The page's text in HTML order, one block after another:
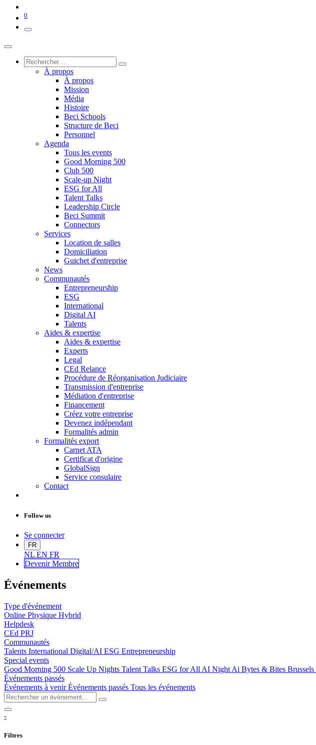
0
À propos
À propos
Mission
Média
Histoire
Beci Schools
Structure de Beci
Personnel
Agenda
Tous les events
Good Morning 500
Club 500
Scale-up Night
ESG for All
Talent Talks
Leadership Circle
Beci Summit
Connectors
Services
Location de salles
Domiciliation
Guichet d'entreprise
News
Communautés
Entrepreneurship
ESG
International
Digital AI
Talents
Aides & expertise
Aides & expertise
Experts
Legal
CEd Relance
Procédure de Réorganisation Judiciaire
Transmission d'entreprise
Médiation d'entreprise
Financement
Créez votre entreprise
Devenez indépendant
Formalités admin
Formalités export
Carnet ATA
Certificat d'origine
GlobalSign
Service consulaire
Contact
Follow us
Se connecter
FR
NL EN FR
Devenir Membre
Événements
Type d'événement
Online Physique Hybrid
Helpdesk
CEd PRJ
Communautés
Talents International Digital/AI ESG Entrepreneurship
Special events
Good Morning 500 Scale Up Nights Talent Talks ESG for All AI Night Ai Bytes & Bites Brussels
Événements passés
Événements à venirÉvénements passés Tous les événements
-
Filtres